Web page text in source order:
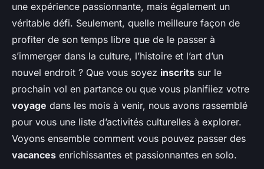
une expérience passionnante, mais également un
véritable défi. Seulement, quelle meilleure façon de
profiter de son temps libre que de le passer à
s’immerger dans la culture, l’histoire et l’art d’un
nouvel endroit ? Que vous soyez inscrits sur le
prochain vol en partance ou que vous planifiiez votre
voyage dans les mois à venir, nous avons rassemblé
pour vous une liste d’activités culturelles à explorer.
Voyons ensemble comment vous pouvez passer des
vacances enrichissantes et passionnantes en solo.